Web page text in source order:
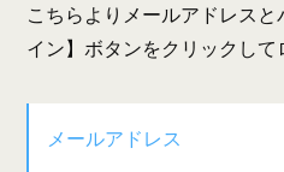
こちらよりメールアドレス
イン】ボタンをクリックして
メールアドレス